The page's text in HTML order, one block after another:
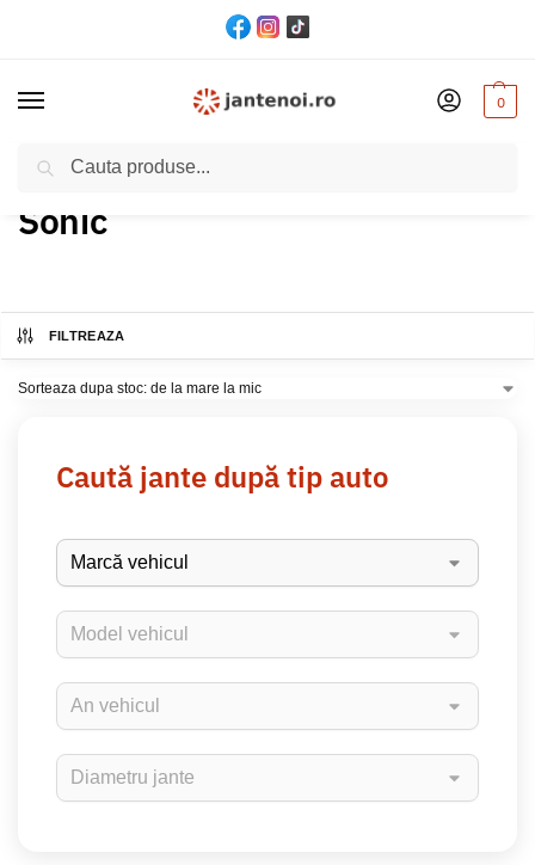
0
Acasă Produs Model / Sonic
Sonic
FILTREAZA
Caută jante după tip auto